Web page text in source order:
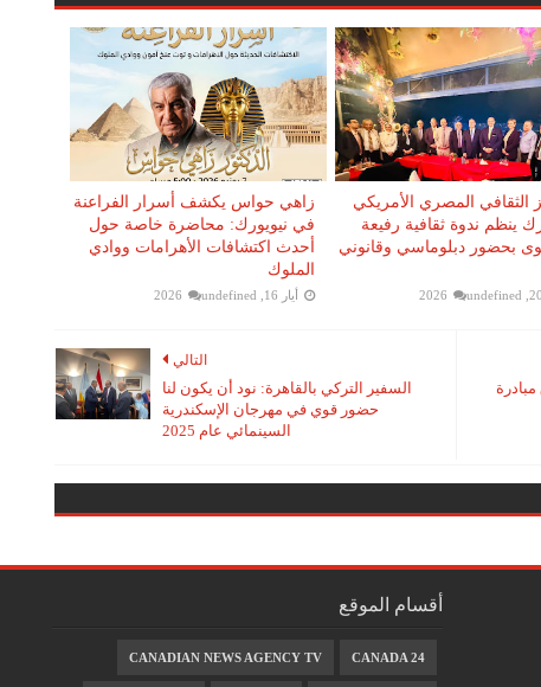
الثقافي المصري الأمريكي
ينظم ندوة ثقافية رفيعة
بحضور دبلوماسي وقانوني
undefined
زاهي حواس يكشف أسرار الفراعنة
في نيويورك: محاضرة خاصة حول
أحدث اكتشافات الأهرامات ووادي
الملوك
أيار 16, 2026 undefined
التالي
السفير التركي بالقاهرة: نود أن يكون لنا
حضور قوي في مهرجان الإسكندرية
السينمائي عام 2025
أقسام الموقع
CANADA 24
CANADIAN NEWS AGENCY TV